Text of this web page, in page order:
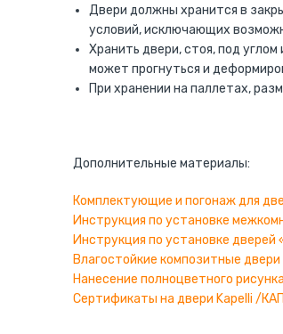
Двери должны хранится в
условий, исключающих
Хранить двери, стоя, под
может прогнуться и
При хранении на паллетах,
Дополнительные материалы:
Комплектующие и погонаж для
Инструкция по установке
Инструкция по установке дверей
Влагостойкие композитные
Нанесение полноцветного
Сертификаты на двери Kapelli /